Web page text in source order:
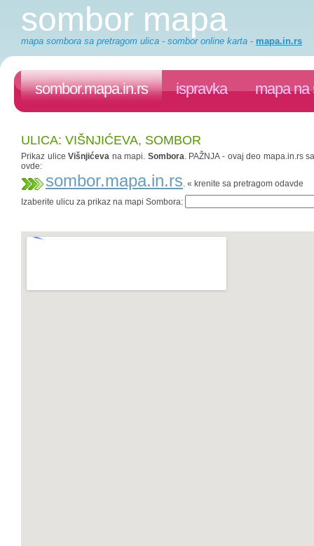
sombor mapa
mapa sombora sa pretragom ulica - sombor online karta - mapa.in.rs
sombor.mapa.in.rs ispravka mapa na
ULICA: VIŠNJIĆEVA, SOMBOR
Prikaz uliceVišnjićeva na mapi. Sombora. PAŽNJA - ovaj deo mapa.in.rs
ovde:
sombor.mapa.in.rs. « krenite sa pretragom odavde
Izaberite ulicu za prikaz na mapi Sombora: